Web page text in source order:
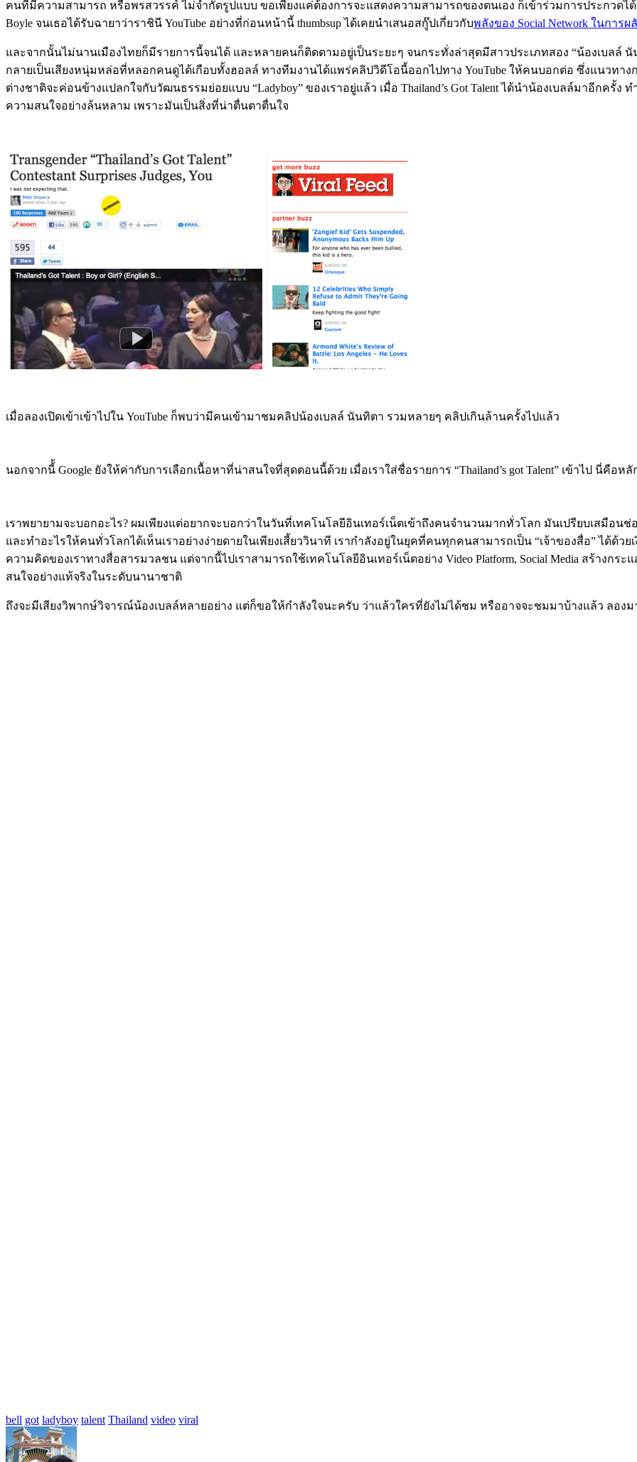
คนที่มีความสามารถ หรือพรสวรรค์ ไม่จำกัดรูปแบบ ขอเพียงแค่ต้องการจะแสดงความสามารถของตนเอง ก็เข้าร่วมการประกวดไ
Boyle จนเธอได้รับฉายาว่าราชินี YouTube อย่างที่ก่อนหน้านี้ thumbsup ได้เคยนำเสนอสกู๊ปเกี่ยวกับพลังของ Social Network ในกา
และจากนั้นไม่นานเมืองไทยก็มีรายการนี้จนได้ และหลายคนก็ติดตามอยู่เป็นระยะๆ จนกระทั่งล่าสุดมีสาวประเภทสอง “น้องเบลล์
กลายเป็นเสียงหนุ่มหล่อที่หลอกคนดูได้เกือบทั้งฮอลล์ ทางทีมงานได้แพร่คลิปวิดีโอนี้ออกไปทาง YouTube ให้คนบอกต่อ ซึ่งแนวทา
ต่างชาติจะค่อนข้างแปลกใจกับวัฒนธรรมย่อยแบบ “Ladyboy” ของเราอยู่แล้ว เมื่อ Thailand’s Got Talent ได้นำน้องเบลล์มาอีกครั้ง
ความสนใจอย่างล้นหลาม เพราะมันเป็นสิ่งที่น่าตื่นตาตื่นใจ
เมื่อลองเปิดเข้าเข้าไปใน YouTube ก็พบว่ามีคนเข้ามาชมคลิปน้องเบลล์ นันทิตา รวมหลายๆ คลิปเกินล้านครั้งไปแล้ว
นอกจากนี้้ Google ยังให้ค่ากับการเลือกเนื้อหาที่น่าสนใจที่สุดตอนนี้ด้วย เมื่อเราใส่ชื่อรายการ “Thailand’s got Talent” เข้าไป นี่คือห
เราพยายามจะบอกอะไร? ผมเพียงแต่อยากจะบอกว่าในวันที่เทคโนโลยีอินเทอร์เน็ตเข้าถึงคนจำนวนมากทั่วโลก มันเปรียบเสมือน
และทำอะไรให้คนทั่วโลกได้เห็นเราอย่างง่ายดายในเพียงเสี้ยววินาที เรากำลังอยู่ในยุคที่คนทุกคนสามารถเป็น “เจ้าของสื่อ” ได้ด้
ความคิดของเราทางสื่อสารมวลชน แต่จากนี้ไปเราสามารถใช้เทคโนโลยีอินเทอร์เน็ตอย่าง Video Platform, Social Media สร้างก
สนใจอย่างแท้จริงในระดับนานาชาติ
ถึงจะมีเสียงวิพากษ์วิจารณ์น้องเบลล์หลายอย่าง แต่ก็ขอให้กำลังใจนะครับ ว่าแล้วใครที่ยังไม่ได้ชม หรืออาจจะชมมาบ้างแล้ว ลองม
bell got ladyboy talent Thailand video viral